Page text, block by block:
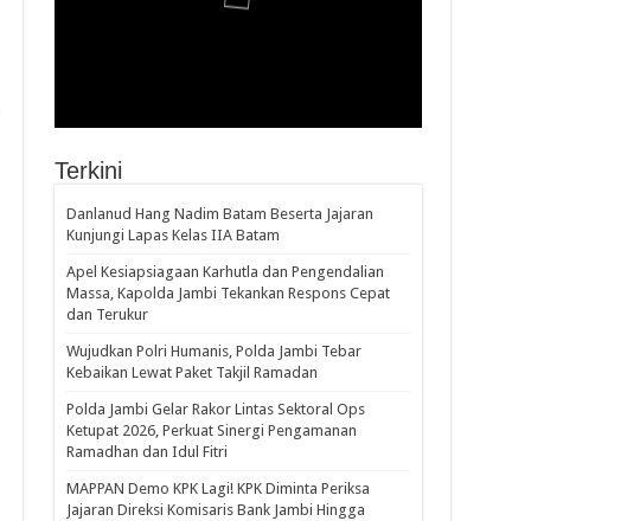
Terkini
Danlanud Hang Nadim Batam Beserta Jajaran
Kunjungi Lapas Kelas IIA Batam
Apel Kesiapsiagaan Karhutla dan Pengendalian
Massa, Kapolda Jambi Tekankan Respons Cepat
dan Terukur
Wujudkan Polri Humanis, Polda Jambi Tebar
Kebaikan Lewat Paket Takjil Ramadan
Polda Jambi Gelar Rakor Lintas Sektoral Ops
Ketupat 2026, Perkuat Sinergi Pengamanan
Ramadhan dan Idul Fitri
‎MAPPAN Demo KPK Lagi! KPK Diminta Periksa
Jajaran Direksi Komisaris Bank Jambi Hingga